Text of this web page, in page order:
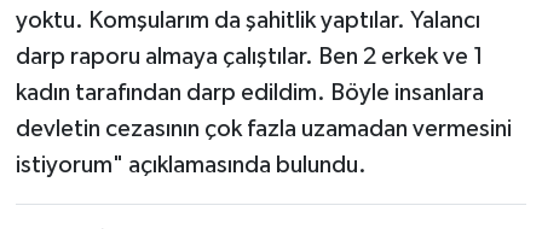
yoktu. Komşularım da şahitlik yaptılar. Yalancı
darp raporu almaya çalıştılar. Ben 2 erkek ve 1
kadın tarafından darp edildim. Böyle insanlara
devletin cezasının çok fazla uzamadan vermesini
istiyorum" açıklamasında bulundu.